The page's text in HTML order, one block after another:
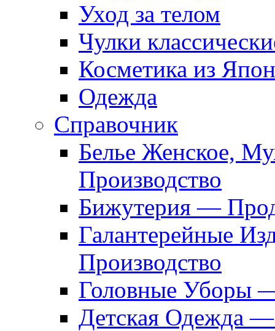
Уход за телом
Чулки
Косметика из
Одежда
Справочник
Белье Женское,
Производство
Бижутерия —
Галантерейные
Производство
Головные Уборы
Детская Одежда